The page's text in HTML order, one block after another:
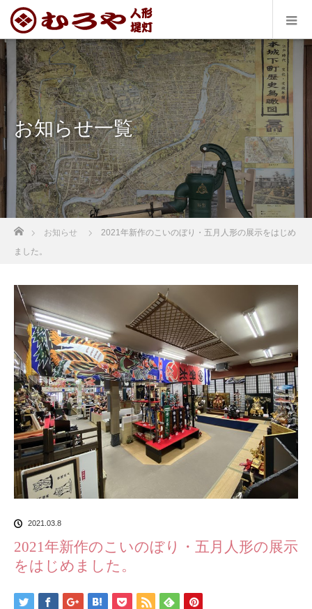
お知らせ一覧
ホーム
お知らせ
2021年新作のこいのぼり・五月人形の展示をはじめ
ました。
2021.03.8
2021年新作のこいのぼり・五月人形の展示
をはじめました。